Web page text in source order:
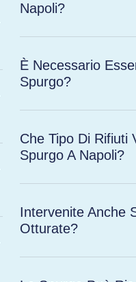
Napoli?
È Necessario
Spurgo?
Che Tipo Di Rifiuti
Spurgo A Napoli?
Intervenite Anche
Otturate?